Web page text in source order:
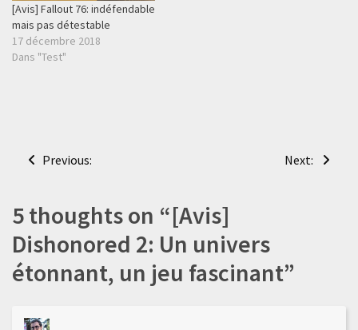
[Avis] Fallout 76: indéfendable
mais pas détestable
17 décembre 2018
Dans "Test"
Navigation
l’article
Previous: Next:
5 thoughts on “[Avis]
Dishonored 2: Un univers
étonnant, un jeu fascinant”